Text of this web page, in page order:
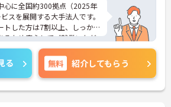
心に全国約300拠点（2025年
スを展開する大手法人です。
トした方は7割以上、しっか
るため安心してご就業いただ
なくて困っている方に、手を
てもやりがいのあるお仕事
は、面接対策ポイントなど、
たしますのでお気軽にご相談
る 無料 紹介してもらう